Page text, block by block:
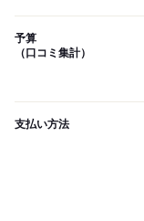
予算
（口コミ集計）
支払い方法